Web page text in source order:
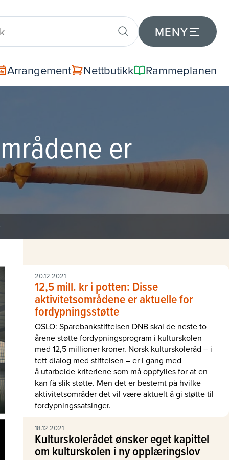
MENY
Arrangement Nettbutikk Rammeplanen
er
20.12.2021
12,5 mill. kr i potten: Disse
aktivitetsområdene er aktuelle for
fordypningsstøtte
OSLO: Sparebankstiftelsen DNB skal de neste to
årene støtte fordypningsprogram i kulturskolen
med 12,5 millioner kroner. Norsk kulturskoleråd – i
tett dialog med stiftelsen – er i gang med
å utarbeide kriteriene som må oppfylles for at en
kan få slik støtte. Men det er bestemt på hvilke
aktivitetsområder det vil være aktuelt å gi støtte til
fordypningssatsinger.
18.12.2021
Kulturskolerådet ønsker eget kapittel
om kulturskolen i ny opplæringslov